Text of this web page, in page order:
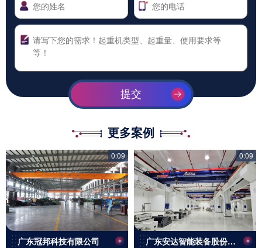
提交
更多案例
0:09
广东冠邦科技有限公司
0:09
广东安达智能装备股份有限公司